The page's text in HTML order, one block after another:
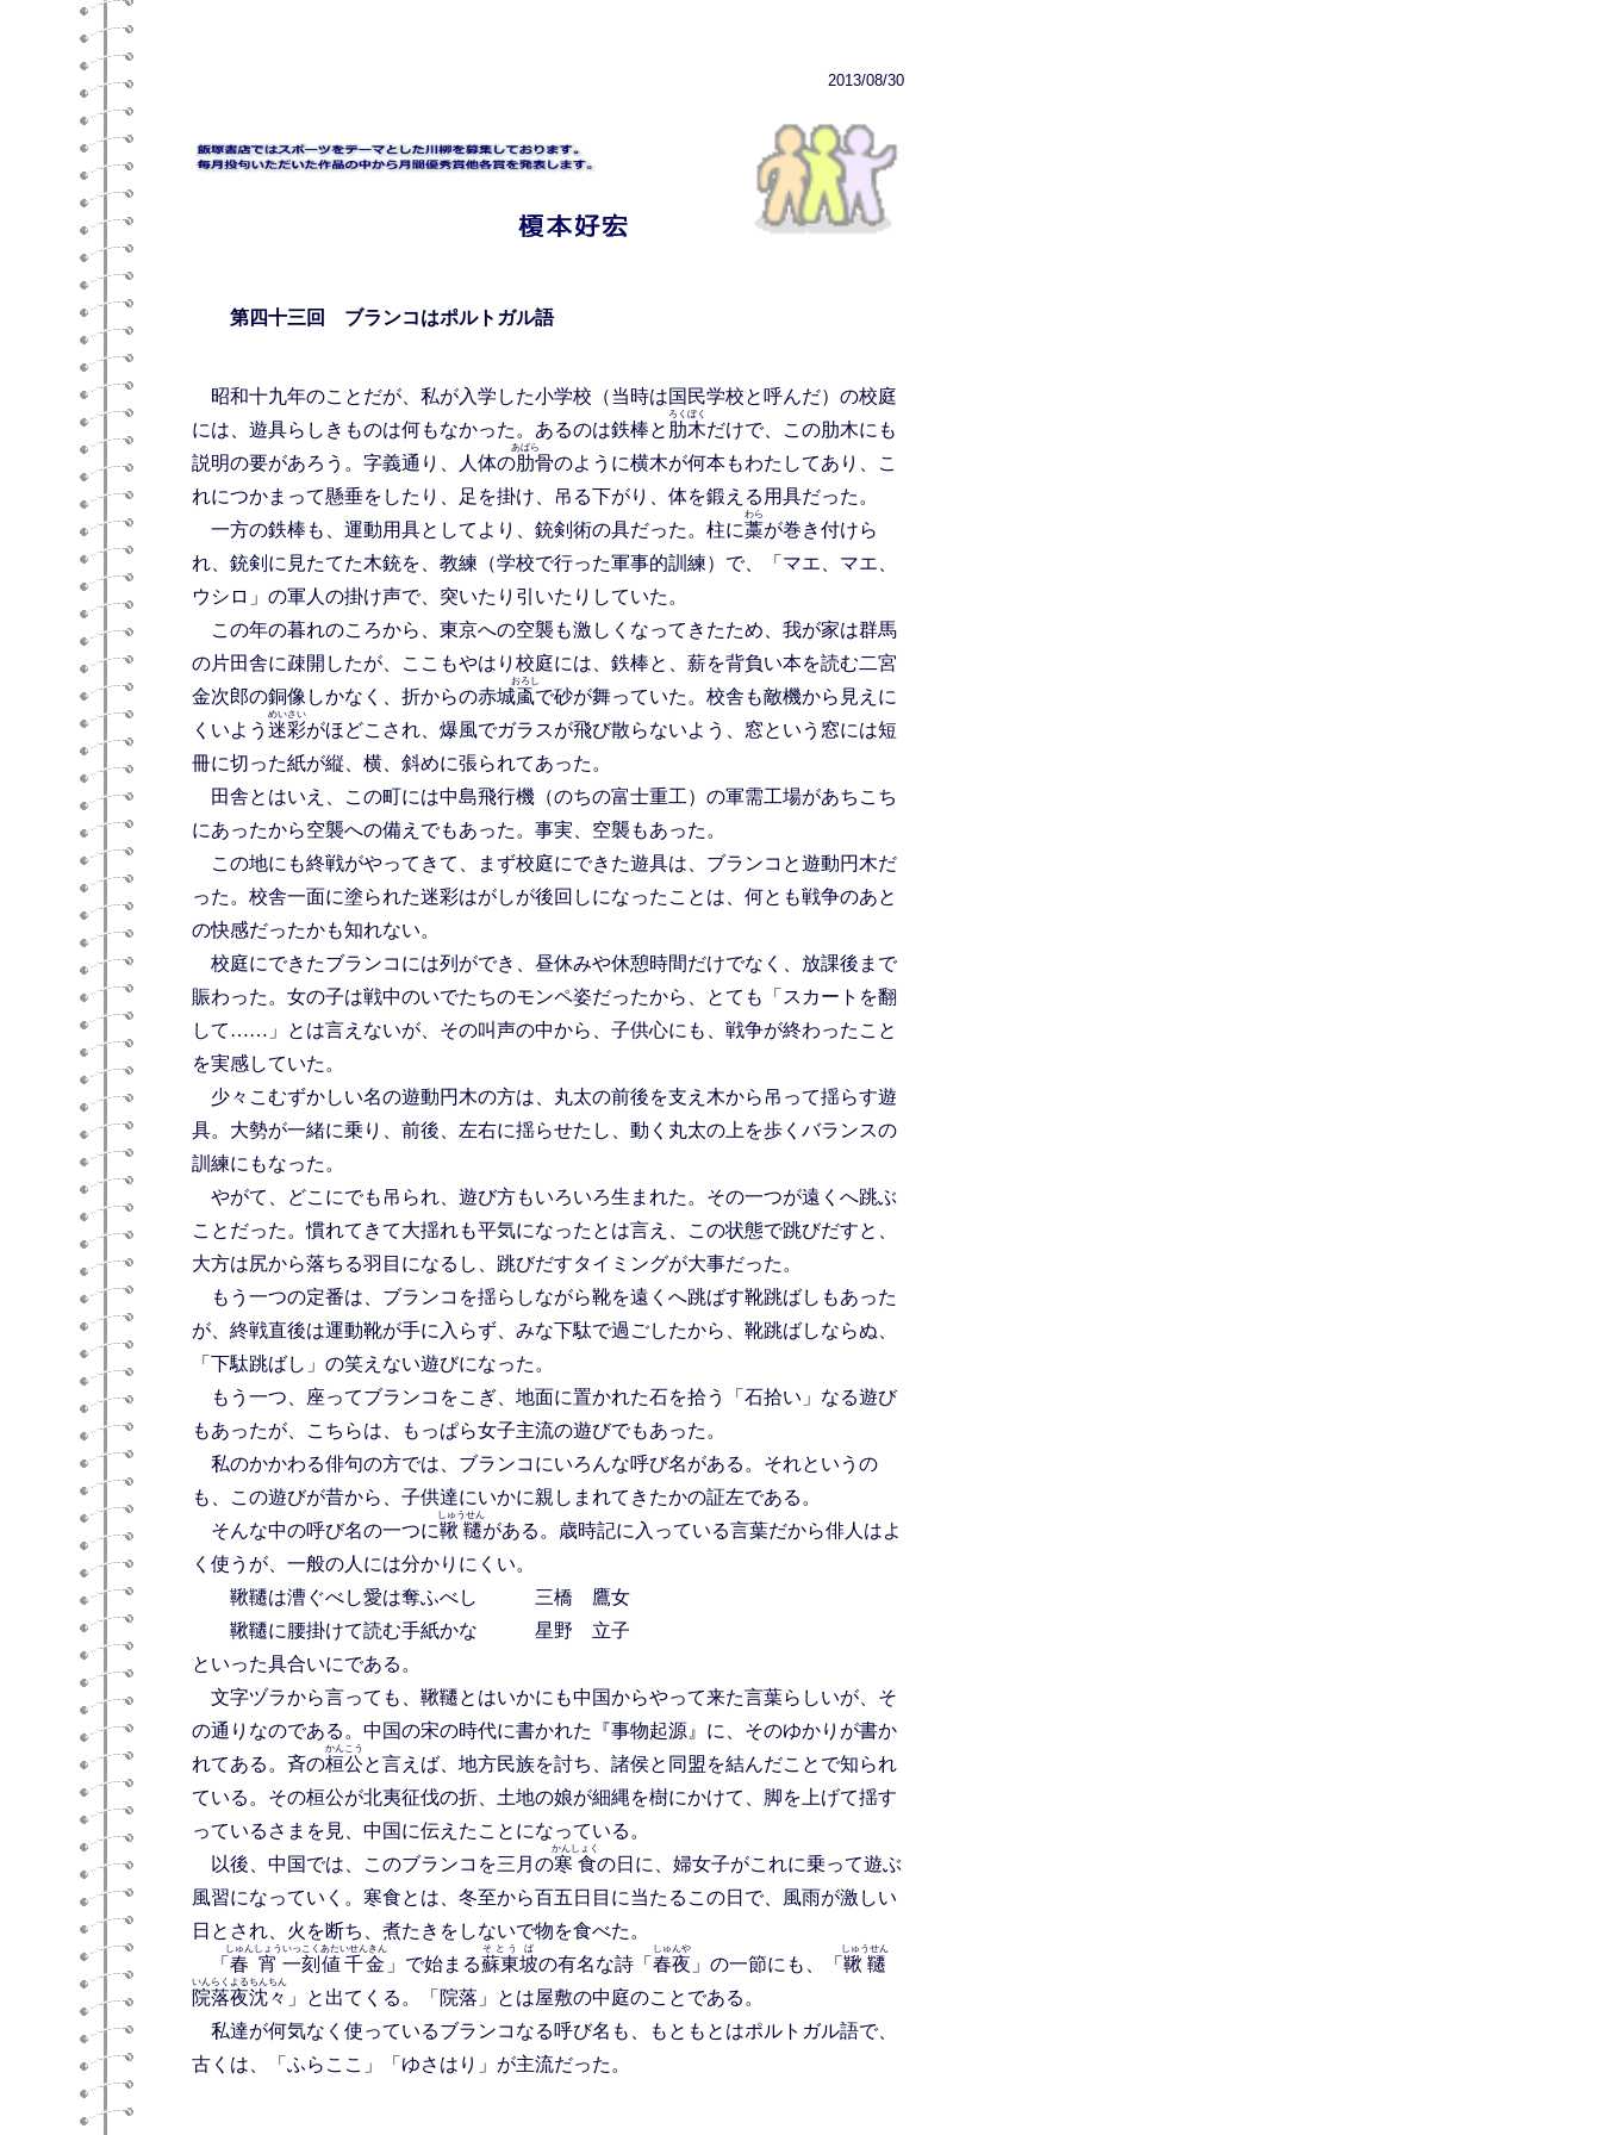
2013/08/30
第四十三回 ブランコはポルトガル語
昭和十九年のことだが、私が入学した小学校（当時は国民学校と呼んだ）の校庭
には、遊具らしきものは何もなかった。あるのは鉄棒と 肋木
ろくぼく
だけで、この肋木にも
説明の要があろう。字義通り、人体の肋
あばら
骨のように横木が何本もわたしてあり、こ
れにつかまって懸垂をしたり、足を掛け、吊る下がり、体を鍛える用具だった。
一方の鉄棒も、運動用具としてより、銃剣術の具だった。柱に藁
わら
が巻き付けら
れ、銃剣に見たてた木銃を、教練（学校で行った軍事的訓練）で、「マエ、マエ、
ウシロ」の軍人の掛け声で、突いたり引いたりしていた。
この年の暮れのころから、東京への空襲も激しくなってきたため、我が家は群馬
の片田舎に疎開したが、ここもやはり校庭には、鉄棒と、薪を背負い本を読む二宮
金次郎の銅像しかなく、折からの赤城颪
おろし
で砂が舞っていた。校舎も敵機から見えに
くいよう 迷彩
めいさい
がほどこされ、爆風でガラスが飛び散らないよう、窓という窓には短
冊に切った紙が縦、横、斜めに張られてあった。
田舎とはいえ、この町には中島飛行機（のちの富士重工）の軍需工場があちこち
にあったから空襲への備えでもあった。事実、空襲もあった。
この地にも終戦がやってきて、まず校庭にできた遊具は、ブランコと遊動円木だ
った。校舎一面に塗られた迷彩はがしが後回しになったことは、何とも戦争のあと
の快感だったかも知れない。
校庭にできたブランコには列ができ、昼休みや休憩時間だけでなく、放課後まで
賑わった。女の子は戦中のいでたちのモンペ姿だったから、とても「スカートを翻
して……」とは言えないが、その叫声の中から、子供心にも、戦争が終わったこと
を実感していた。
少々こむずかしい名の遊動円木の方は、丸太の前後を支え木から吊って揺らす遊
具。大勢が一緒に乗り、前後、左右に揺らせたし、動く丸太の上を歩くバランスの
訓練にもなった。
やがて、どこにでも吊られ、遊び方もいろいろ生まれた。その一つが遠くへ跳ぶ
ことだった。慣れてきて大揺れも平気になったとは言え、この状態で跳びだすと、
大方は尻から落ちる羽目になるし、跳びだすタイミングが大事だった。
もう一つの定番は、ブランコを揺らしながら靴を遠くへ跳ばす靴跳ばしもあった
が、終戦直後は運動靴が手に入らず、みな下駄で過ごしたから、靴跳ばしならぬ、
「下駄跳ばし」の笑えない遊びになった。
もう一つ、座ってブランコをこぎ、地面に置かれた石を拾う「石拾い」なる遊び
もあったが、こちらは、もっぱら女子主流の遊びでもあった。
私のかかわる俳句の方では、ブランコにいろんな呼び名がある。それというの
も、この遊びが昔から、子供達にいかに親しまれてきたかの証左である。
そんな中の呼び名の一つに鞦韆
しゅうせん
がある。歳時記に入っている言葉だから俳人はよ
く使うが、一般の人には分かりにくい。
鞦韆は漕ぐべし愛は奪ふべし 三橋 鷹女
鞦韆に腰掛けて読む手紙かな 星野 立子
といった具合いにである。
文字ヅラから言っても、鞦韆とはいかにも中国からやって来た言葉らしいが、そ
の通りなのである。中国の宋の時代に書かれた『事物起源』に、そのゆかりが書か
れてある。斉の桓公
かんこう
と言えば、地方民族を討ち、諸侯と同盟を結んだことで知られ
ている。その桓公が北夷征伐の折、土地の娘が細縄を樹にかけて、脚を上げて揺す
っているさまを見、中国に伝えたことになっている。
以後、中国では、このブランコを三月の寒食
かんしょく
の日に、婦女子がこれに乗って遊ぶ
風習になっていく。寒食とは、冬至から百五日目に当たるこの日で、風雨が激しい
日とされ、火を断ち、煮たきをしないで物を食べた。
「 春宵
しゅんしょう
一刻
いっこく
値千金
あたいせんきん
」で始まる蘇東
そとう
坡
ば
の有名な詩「 春夜
しゅんや
」の一節にも、「 鞦韆
しゅうせん
院落夜沈々
いんらくよるちんちん
」と出てくる。「院落」とは屋敷の中庭のことである。
私達が何気なく使っているブランコなる呼び名も、もともとはポルトガル語で、
古くは、「ふらここ」「ゆさはり」が主流だった。